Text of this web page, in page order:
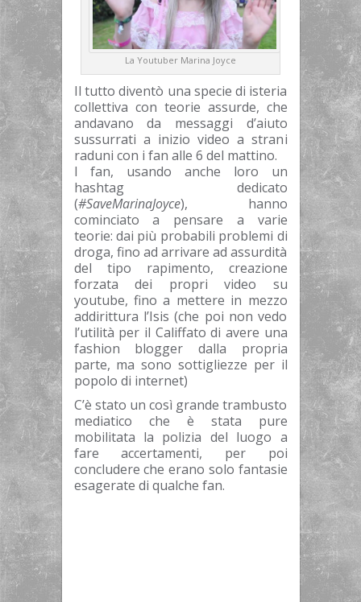
La Youtuber Marina Joyce
Il tutto diventò una specie di isteria
collettiva con teorie assurde, che
andavano da messaggi d’aiuto
sussurrati a inizio video a strani
raduni con i fan alle 6 del mattino.
I fan, usando anche loro un
hashtag dedicato
(#SaveMarinaJoyce), hanno
cominciato a pensare a varie
teorie: dai più probabili problemi di
droga, fino ad arrivare ad assurdità
del tipo rapimento, creazione
forzata dei propri video su
youtube, fino a mettere in mezzo
addirittura l’Isis (che poi non vedo
l’utilità per il Califfato di avere una
fashion blogger dalla propria
parte, ma sono sottigliezze per il
popolo di internet)
C’è stato un così grande trambusto
mediatico che è stata pure
mobilitata la polizia del luogo a
fare accertamenti, per poi
concludere che erano solo fantasie
esagerate di qualche fan.